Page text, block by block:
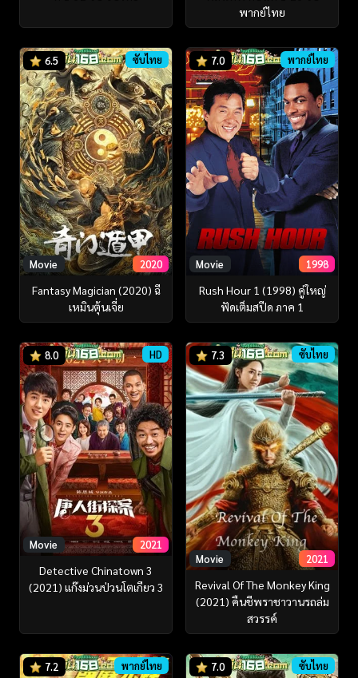
พากย์ไทย
6.5 ซับไทย
Movie 2020
Fantasy Magician (2020) ฉี
เหมินตุ้นเจี่ย
7.0 พากย์ไทย
Movie 1998
Rush Hour 1 (1998) คู่ใหญ่
ฟัดเต็มสปีด ภาค 1
8.0 HD
Movie 2021
Detective Chinatown 3
(2021) แก๊งม่วนป่วนโตเกียว 3
7.3 ซับไทย
Movie 2021
Revival Of The Monkey King
(2021) คืนชีพราชาวานรถล่ม
สวรรค์
7.2 พากย์ไทย 7.0 ซับไทย